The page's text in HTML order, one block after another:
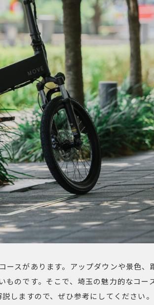
ースがあります。アップダウンや景色、
のです。そこで、埼玉の魅力的なコー
しますので、ぜひ参考にしてください。